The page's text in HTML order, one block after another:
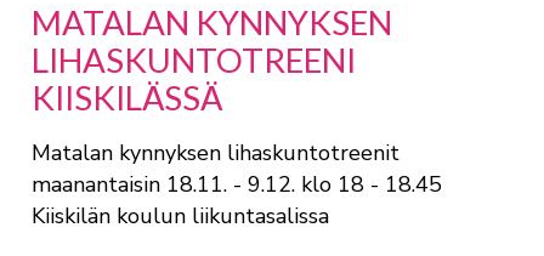
here:
MATALAN KYNNYKSEN
LIHASKUNTOTREENI
KIISKILÄSSÄ
Matalan kynnyksen lihaskuntotreenit
maanantaisin 18.11. - 9.12. klo 18 - 18.45
Kiiskilän koulun liikuntasalissa